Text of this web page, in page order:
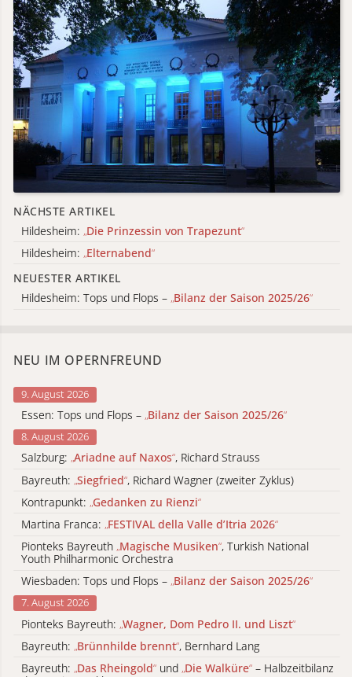
NÄCHSTE ARTIKEL
Hildesheim: „Die Prinzessin von Trapezunt“
Hildesheim: „Elternabend“
NEUESTER ARTIKEL
Hildesheim: Tops und Flops – „Bilanz der Saison 2025/26“
NEU IM OPERNFREUND
9. August 2026
Essen: Tops und Flops – „Bilanz der Saison 2025/26“
8. August 2026
Salzburg: „Ariadne auf Naxos“, Richard Strauss
Bayreuth: „Siegfried“, Richard Wagner (zweiter Zyklus)
Kontrapunkt: „Gedanken zu Rienzi“
Martina Franca: „FESTIVAL della Valle d’Itria 2026“
Pionteks Bayreuth „Magische Musiken“, Turkish National
Youth Philharmonic Orchestra
Wiesbaden: Tops und Flops – „Bilanz der Saison 2025/26“
7. August 2026
Pionteks Bayreuth: „Wagner, Dom Pedro II. und Liszt“
Bayreuth: „Brünnhilde brennt“, Bernhard Lang
Bayreuth: „Das Rheingold“ und „Die Walküre“ – Halbzeitbilanz